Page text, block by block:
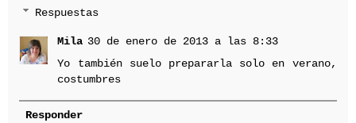
Respuestas
Mila 30 de enero de 2013 a las 8:33
Yo también suelo prepararla solo en verano,
costumbres
Responder